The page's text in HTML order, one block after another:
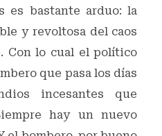
es bastante arduo: la
y revoltosa del caos
Con lo cual el político
que pasa los días
incesantes que
hay un nuevo